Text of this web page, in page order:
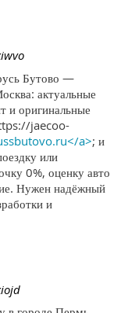
Бутово —
актуальные
и оригинальные
jaecoo-
a>; и
или
0%, оценку авто
Нужен надёжный
и